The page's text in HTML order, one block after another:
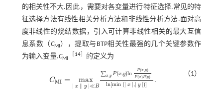
的相关性不大.因此，需要对各变量进行特征选择.常见的特
征选择方法有线性相关分析方法和非线性分析方法.面对高
度非线性的烧结数据，引入可计算非线性相关的最大互信
息系数（CMI ），提取与BTP相关性最强的几个关键参数作
为输入变量.CMI
14］ 的定义为
CMI = max
x y |≪B
∑x ,y P(x,y)ln P(x ,y)
P(x)P(y)
ln[min (| x |,| y |)]
CMI= max| x || y | ≪B∑x,y P x, yl n Px P.
（1）